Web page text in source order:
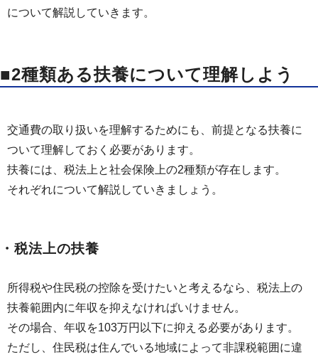
について解説していきます。
■2種類ある扶養について理解しよう
交通費の取り扱いを理解するためにも、前提となる扶養に
ついて理解しておく必要があります。
扶養には、税法上と社会保険上の2種類が存在します。
それぞれについて解説していきましょう。
・税法上の扶養
所得税や住民税の控除を受けたいと考えるなら、税法上の
扶養範囲内に年収を抑えなければいけません。
その場合、年収を103万円以下に抑える必要があります。
ただし、住民税は住んでいる地域によって非課税範囲に違